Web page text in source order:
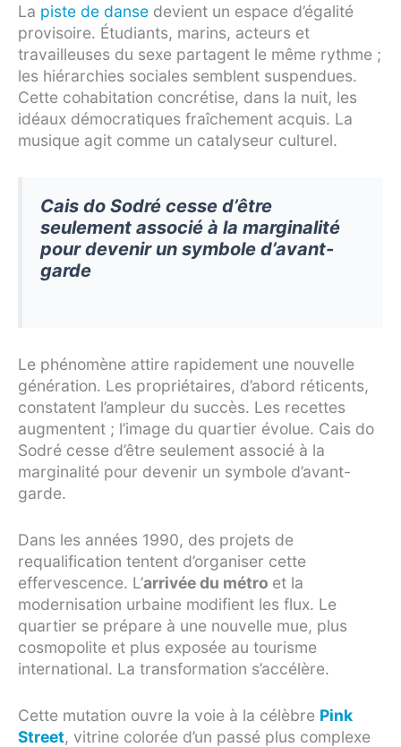
La piste de danse devient un espace d’égalité
provisoire. Étudiants, marins, acteurs et
travailleuses du sexe partagent le même rythme ;
les hiérarchies sociales semblent suspendues.
Cette cohabitation concrétise, dans la nuit, les
idéaux démocratiques fraîchement acquis. La
musique agit comme un catalyseur culturel.
Cais do Sodré cesse d’être
seulement associé à la marginalité
pour devenir un symbole d’avant-
garde
Le phénomène attire rapidement une nouvelle
génération. Les propriétaires, d’abord réticents,
constatent l’ampleur du succès. Les recettes
augmentent ; l’image du quartier évolue. Cais do
Sodré cesse d’être seulement associé à la
marginalité pour devenir un symbole d’avant-
garde.
Dans les années 1990, des projets de
requalification tentent d’organiser cette
effervescence. L’arrivée du métro et la
modernisation urbaine modifient les flux. Le
quartier se prépare à une nouvelle mue, plus
cosmopolite et plus exposée au tourisme
international. La transformation s’accélère.
Cette mutation ouvre la voie à la célèbre Pink
Street, vitrine colorée d’un passé plus complexe